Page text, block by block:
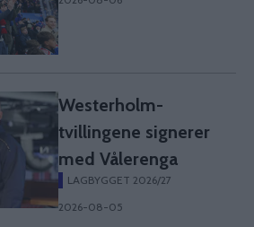
Westerholm-
tvillingene signerer
med Vålerenga
LAGBYGGET 2026/27
2026-08-05